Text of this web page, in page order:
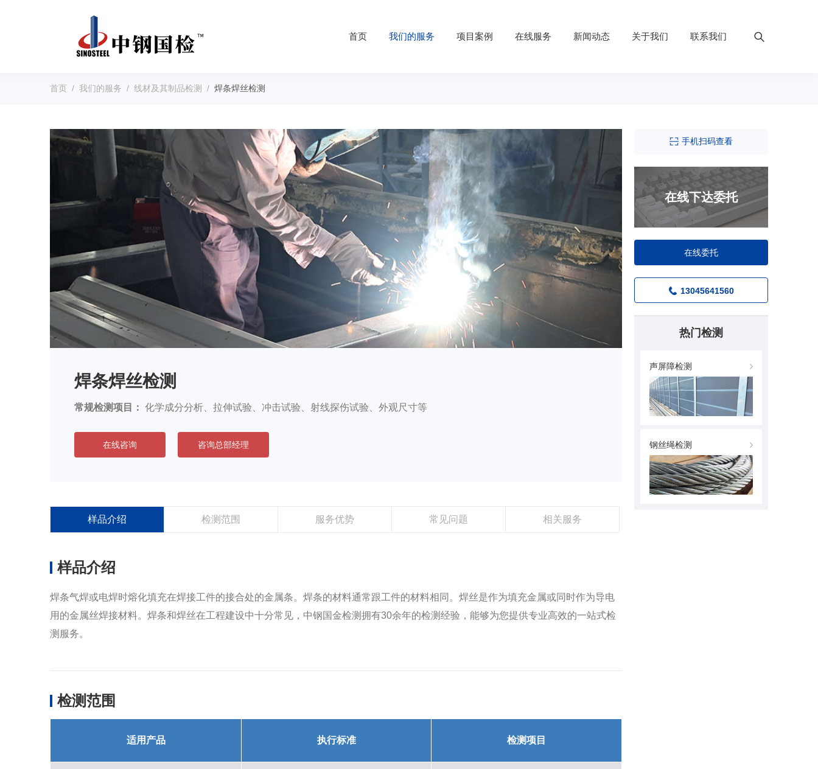
首页 我们的服务 项目案例 在线服务 新闻动态 关于我们 联系我们
首页 / 我们的服务 / 线材及其制品检测 / 焊条焊丝检测
焊条焊丝检测
常规检测项目： 化学成分分析、拉伸试验、冲击试验、射线探伤试验、外观尺寸等
在线咨询 咨询总部经理
样品介绍 检测范围 服务优势 常见问题 相关服务
样品介绍
焊条气焊或电焊时熔化填充在焊接工件的接合处的金属条。焊条的材料通常跟工件的材料相同。焊丝是作为填充金属或同时作为导电
用的金属丝焊接材料。焊条和焊丝在工程建设中十分常见，中钢国金检测拥有30余年的检测经验，能够为您提供专业高效的一站式检
测服务。
检测范围
适用产品 执行标准 检测项目
手机扫码查看
在线下达委托
在线委托
13045641560
热门检测
声屏障检测
钢丝绳检测